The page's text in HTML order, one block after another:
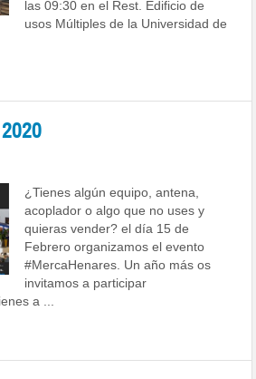
las 09:30 en el Rest. Edificio de
usos Múltiples de la Universidad de
¿Tienes algún equipo, antena,
acoplador o algo que no uses y
quieras vender? el día 15 de
Febrero organizamos el evento
#MercaHenares. Un año más os
invitamos a participar
a ...